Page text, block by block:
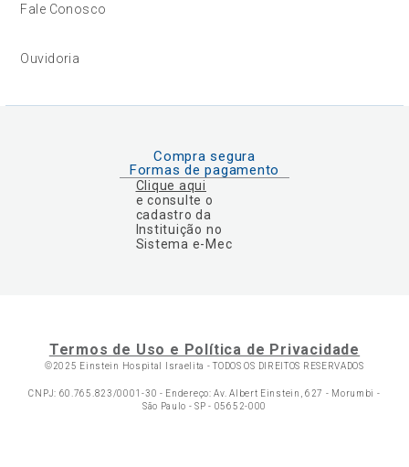
Fale Conosco
Ouvidoria
Compra segura
Formas de pagamento
Clique aqui
e consulte o
cadastro da
Instituição no
Sistema e-Mec
Termos de Uso e Política de Privacidade
©2025 Einstein Hospital Israelita -TODOS OS DIREITOS RESERVADOS
CNPJ: 60.765.823/0001-30 - Endereço: Av. Albert Einstein, 627 - Morumbi -
São Paulo - SP - 05652-000